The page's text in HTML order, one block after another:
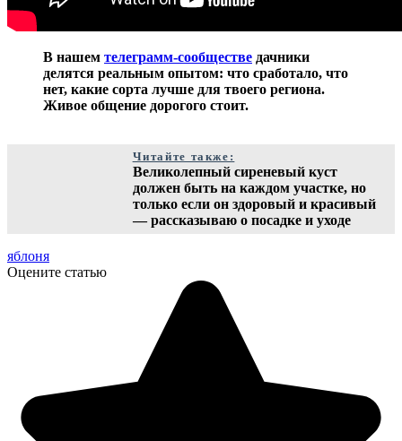
В нашем телеграмм-сообществе дачники
делятся реальным опытом: что сработало, что
нет, какие сорта лучше для твоего региона.
Живое общение дорогого стоит.
Читайте также:
Великолепный сиреневый куст
должен быть на каждом участке, но
только если он здоровый и красивый
— рассказываю о посадке и уходе
яблоня
Оцените статью